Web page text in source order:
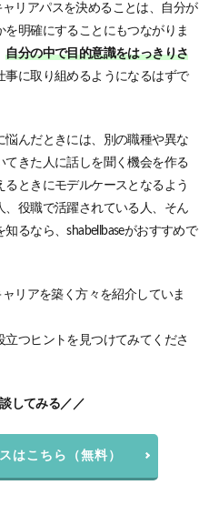
ャリアパスを決めることは、自分が
明確にすることにもつながりま
自分の中で目的意識をはっきりさ
事に取り組めるようになるはずで
悩んだときには、別の職種や異な
きた人に話しを聞く機会を作る
ときにモデルケースとなるよう
役職で活躍されている人、そん
るなら、shabellbaseがおすすめで
リアを築く方々を紹介していま
つヒントを見つけてみてくださ
してみる／／
はこちら（無料）